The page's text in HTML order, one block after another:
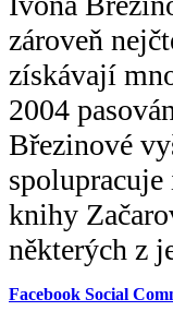
zároveň
získávají
2004
Březinové
knihy
některých z
Facebook Social